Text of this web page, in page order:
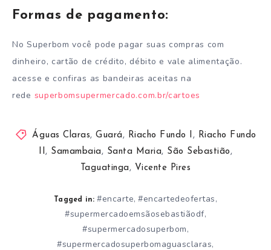
Formas de pagamento:
No Superbom você pode pagar suas compras com
dinheiro, cartão de crédito, débito e vale alimentação.
acesse e confiras as bandeiras aceitas na
rede superbomsupermercado.com.br/cartoes
Águas Claras, Guará , Riacho Fundo I , Riacho Fundo
, Samambaia , Santa Maria, São Sebastião ,
Taguatinga , Vicente Pires
Tagged in: #encarte, #encartedeofertas,
#supermercadoemsãosebastiãodf,
#supermercadosuperbom,
#supermercadosuperbomaguasclaras,